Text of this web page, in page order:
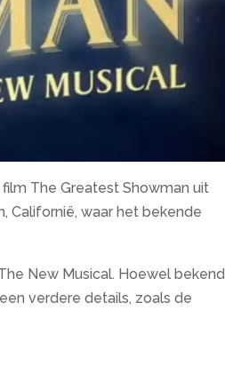
The Greatest Showman uit
Californië, waar het bekende
New Musical. Hoewel bekend
verdere details, zoals de